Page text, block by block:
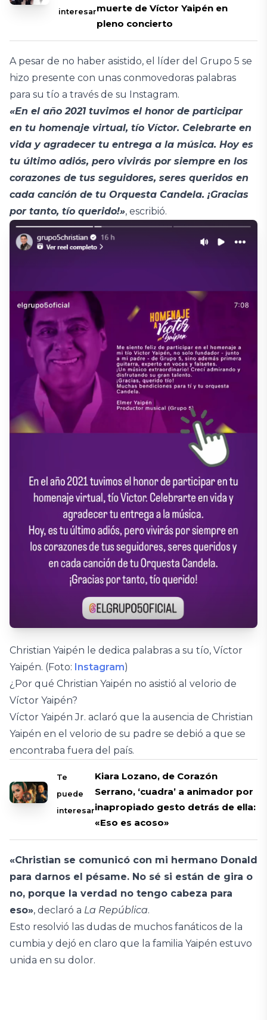
interesarmuerte de Víctor Yaipén en
pleno concierto
A pesar de no haber asistido, el líder del Grupo 5 se
hizo presente con unas conmovedoras palabras
para su tío a través de su Instagram.
«En el año 2021 tuvimos el honor de participar
en tu homenaje virtual, tío Víctor. Celebrarte en
vida y agradecer tu entrega a la música. Hoy es
tu último adiós, pero vivirás por siempre en los
corazones de tus seguidores, seres queridos en
cada canción de tu Orquesta Candela. ¡Gracias
por tanto, tío querido!», escribió.
Christian Yaipén le dedica palabras a su tío, Víctor
Yaipén. (Foto: Instagram)
¿Por qué Christian Yaipén no asistió al velorio de
Víctor Yaipén?
Víctor Yaipén Jr. aclaró que la ausencia de Christian
Yaipén en el velorio de su padre se debió a que se
encontraba fuera del país.
Te
puede
interesar
Kiara Lozano, de Corazón
Serrano, ‘cuadra’ a animador por
inapropiado gesto detrás de ella:
«Eso es acoso»
«Christian se comunicó con mi hermano Donald
para darnos el pésame. No sé si están de gira o
no, porque la verdad no tengo cabeza para
eso», declaró a La República.
Esto resolvió las dudas de muchos fanáticos de la
cumbia y dejó en claro que la familia Yaipén estuvo
unida en su dolor.